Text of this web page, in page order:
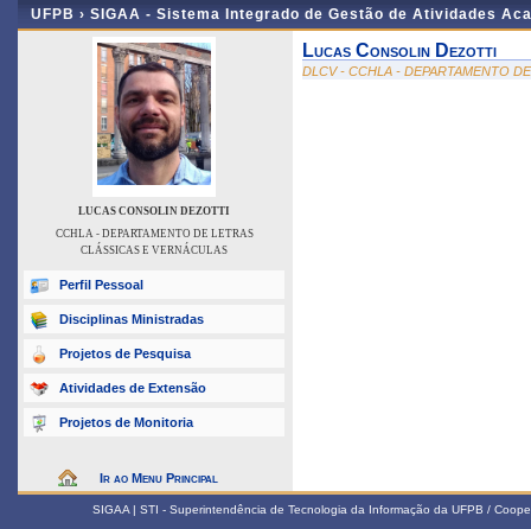
UFPB › SIGAA - Sistema Integrado de Gestão de Atividades
LUCAS CONSOLIN DEZOTTI
CCHLA - DEPARTAMENTO DE LETRAS
CLÁSSICAS E VERNÁCULAS
Perfil Pessoal
Disciplinas Ministradas
Projetos de Pesquisa
Atividades de Extensão
Projetos de Monitoria
Ir ao Menu Principal
Lucas Consolin Dezotti
DLCV - CCHLA - DEPARTAMENTO
SIGAA | STI - Superintendência de Tecnologia da Informação da UFPB /